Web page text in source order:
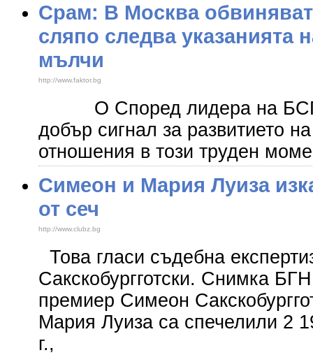
Срам: В Москва
сляпо следва указанията
мълчи
http://www.faktor.bg
О Според лидера на БСП
добър сигнал за развитието
отношения в този труден
Симеон и Мария Луиза
от сеч
http://www.clubz.bg
Това гласи съдебна
Сакскобургготски. Снимка
премиер Симеон
Мария Луиза са спечелили 2
г.,